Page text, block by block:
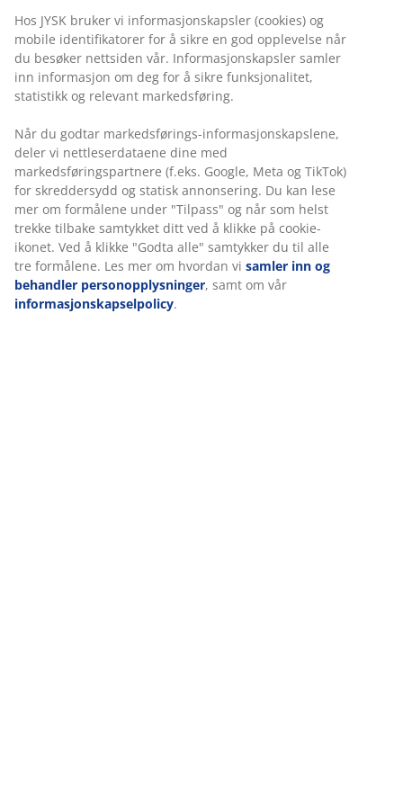
Hos JYSK bruker vi informasjonskapsler (cookies) og
mobile identifikatorer for å sikre en god opplevelse når
du besøker nettsiden vår. Informasjonskapsler samler
inn informasjon om deg for å sikre funksjonalitet,
statistikk og relevant markedsføring.
Når du godtar markedsførings-informasjonskapslene,
deler vi nettleserdataene dine med
markedsføringspartnere (f.eks. Google, Meta og TikTok)
for skreddersydd og statisk annonsering. Du kan lese
mer om formålene under "Tilpass" og når som helst
trekke tilbake samtykket ditt ved å klikke på cookie-
ikonet. Ved å klikke "Godta alle" samtykker du til alle
tre formålene. Les mer om hvordan vi samler inn og
behandler personopplysninger, samt om vår
informasjonskapselpolicy.